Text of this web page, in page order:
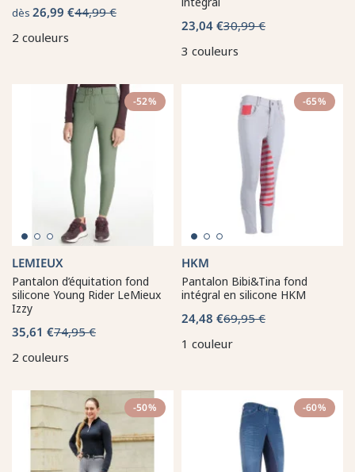
dès 26,99 €44,99 €
2 couleurs
23,04 €30,99 €
3 couleurs
-52%
LEMIEUX
Pantalon d’équitation fond
silicone Young Rider LeMieux
Izzy
35,61 €74,95 €
2 couleurs
-65%
HKM
Pantalon Bibi&Tina fond
intégral en silicone HKM
24,48 €69,95 €
1 couleur
-50% -60%